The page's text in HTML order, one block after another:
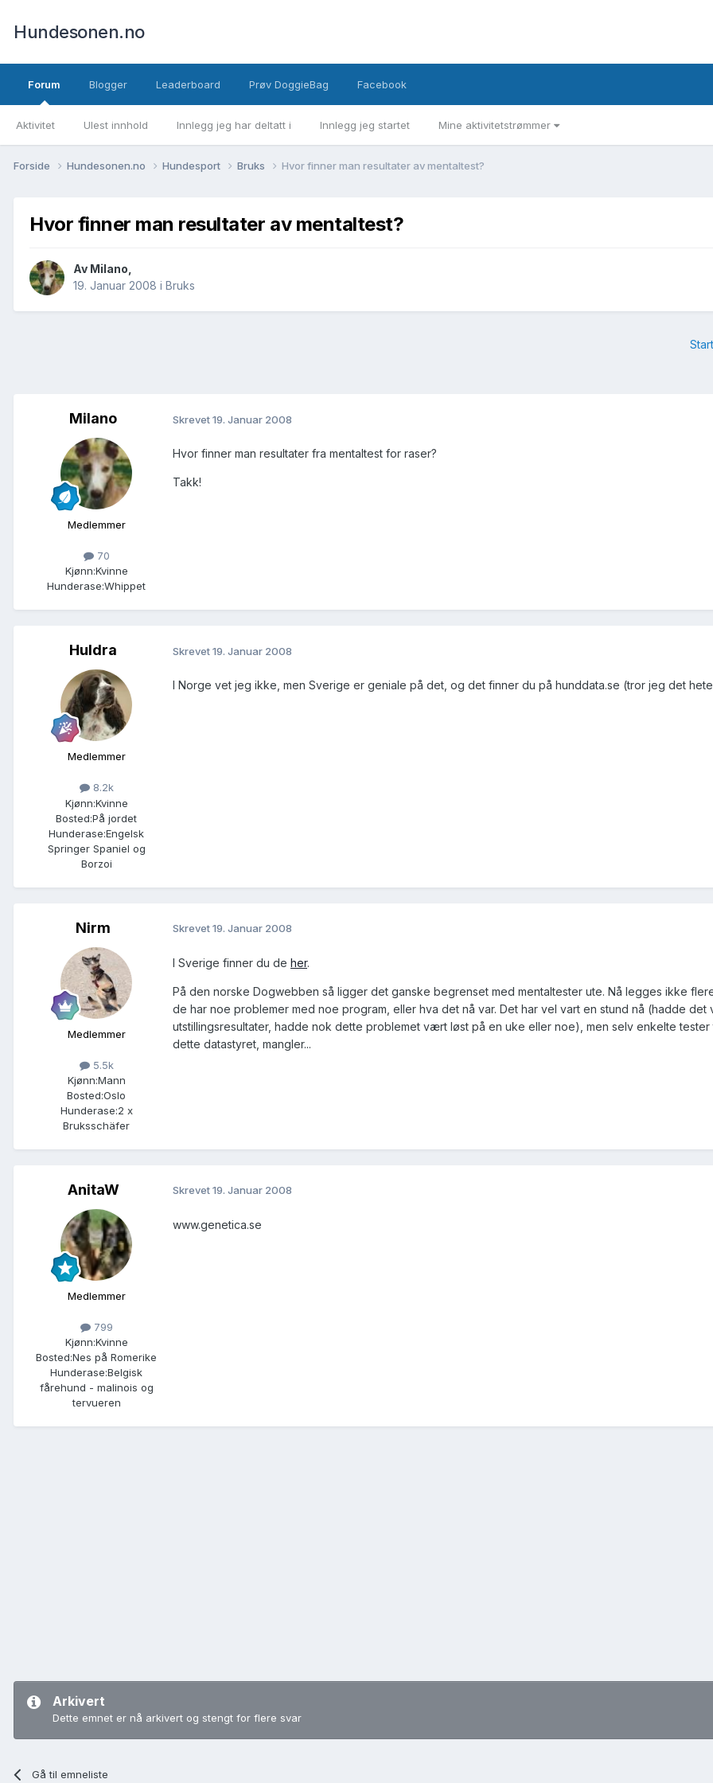
Hundesonen.no
Forum
Aktivitet Ulest innhold Innlegg jeg har deltatt i Innlegg jeg startet Mine aktivitetstrømmer
Blogger Leaderboard Prøv DoggieBag Facebook
Forside Hundesonen.no Hundesport Bruks Hvor finner man resultater av mentaltest?
Hvor finner man resultater av mentaltest?
Av Milano
19. Januar 2008 i Bruks
Milano
Medlemmer
70
Kjønn:Kvinne
Hunderase:Whippet
Skrevet19. Januar 2008
Hvor finner man resultater fra mentaltest for raser?
Takk!
Huldra
Medlemmer
8.2k
Kjønn:Kvinne
Bosted:På jordet
Hunderase:Engelsk
Springer Spaniel og
Borzoi
Skrevet19. Januar 2008
I Norge vet jeg ikke, men Sverige er geniale på det, og det finner du på hunddata.se (tror jeg det
Nirm
Medlemmer
5.5k
Kjønn:Mann
Bosted:Oslo
Hunderase:2 x
Bruksschäfer
Skrevet19. Januar 2008
I Sverige finner du de her.
På den norske Dogwebben så ligger det ganske begrenset med mentaltester ute. Nå legges ikke
de har noe problemer med noe program, eller hva det nå var. Det har vel vart en stund nå (hadde det
utstillingsresultater, hadde nok dette problemet vært løst på en uke eller noe), men selv enkelte tester
dette datastyret, mangler...
AnitaW
Medlemmer
799
Kjønn:Kvinne
Bosted:Nes på Romerike
Hunderase:Belgisk
fårehund - malinois og
tervueren
Skrevet19. Januar 2008
www.genetica.se
Arkivert
Dette emnet er nå arkivert og stengt for flere svar
Gå til emneliste